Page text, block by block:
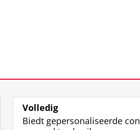
Volledig
Biedt gepersonaliseerde